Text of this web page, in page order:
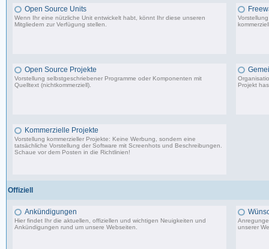
Open Source Units
Wenn Ihr eine nützliche Unit entwickelt habt, könnt Ihr diese unseren
Mitgliedern zur Verfügung stellen.
Open Source Projekte
Vorstellung selbstgeschriebener Programme oder Komponenten mit
Quelltext (nichtkommerziell).
Projekt
Kommerzielle Projekte
Vorstellung kommerzieller Projekte: Keine Werbung, sondern eine
tatsächliche Vorstellung der Software mit Screenhots und Beschreibungen.
Schaue vor dem Posten in die Richtlinien!
Offiziell
Ankündigungen
Hier findet Ihr die aktuellen, offiziellen und wichtigen Neuigkeiten und
Ankündigungen rund um unsere Webseiten.
unserer